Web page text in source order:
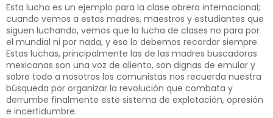
Esta lucha es un ejemplo para la clase obrera internacional;
cuando vemos a estas madres, maestros y estudiantes que
siguen luchando, vemos que la lucha de clases no para por
el mundial ni por nada, y eso lo debemos recordar siempre.
Estas luchas, principalmente las de las madres buscadoras
mexicanas son una voz de aliento, son dignas de emular y
sobre todo a nosotros los comunistas nos recuerda nuestra
búsqueda por organizar la revolución que combata y
derrumbe finalmente este sistema de explotación, opresión
e incertidumbre.